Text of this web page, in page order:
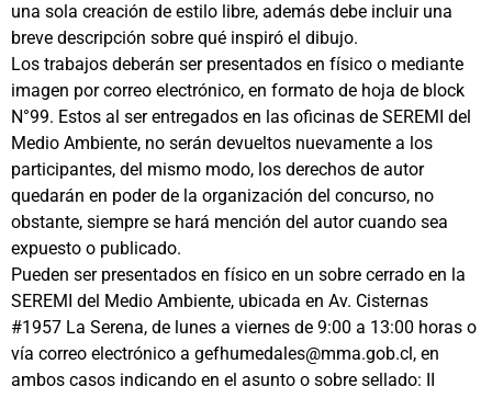
una sola creación de estilo libre, además debe incluir una
breve descripción sobre qué inspiró el dibujo.
Los trabajos deberán ser presentados en físico o mediante
imagen por correo electrónico, en formato de hoja de block
N°99. Estos al ser entregados en las oficinas de SEREMI del
Medio Ambiente, no serán devueltos nuevamente a los
participantes, del mismo modo, los derechos de autor
quedarán en poder de la organización del concurso, no
obstante, siempre se hará mención del autor cuando sea
expuesto o publicado.
Pueden ser presentados en físico en un sobre cerrado en la
SEREMI del Medio Ambiente, ubicada en Av. Cisternas
#1957 La Serena, de lunes a viernes de 9:00 a 13:00 horas o
vía correo electrónico a gefhumedales@mma.gob.cl, en
ambos casos indicando en el asunto o sobre sellado: II